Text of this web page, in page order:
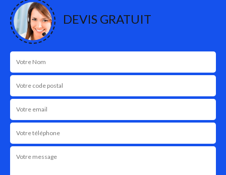
DEVIS GRATUIT